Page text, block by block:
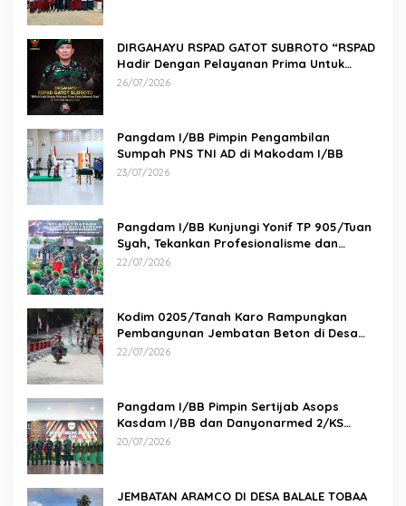
DIRGAHAYU RSPAD GATOT SUBROTO “RSPAD
Hadir Dengan Pelayanan Prima Untuk
Indonesia Maju” 26 JULI 1950 – 26 JULI 2026
26/07/2026
Pangdam I/BB Pimpin Pengambilan
Sumpah PNS TNI AD di Makodam I/BB
23/07/2026
Pangdam I/BB Kunjungi Yonif TP 905/Tuan
Syah, Tekankan Profesionalisme dan
Kesiapan Prajurit
22/07/2026
Kodim 0205/Tanah Karo Rampungkan
Pembangunan Jembatan Beton di Desa
Pernantin
22/07/2026
Pangdam I/BB Pimpin Sertijab Asops
Kasdam I/BB dan Danyonarmed 2/KS
serta Tradisi Korps
20/07/2026
JEMBATAN ARAMCO DI DESA BALALE TOBAA